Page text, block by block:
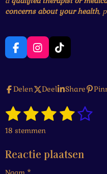
concerns about your health,
F
a
b
o
k
I
n
a
r
m
T
i
o
Delen Deel Share
R
a
t
n
1
s
t
e
2
s
e
3
s
e
4
e
5
e
S
18 stemmen
Reactie plaatsen